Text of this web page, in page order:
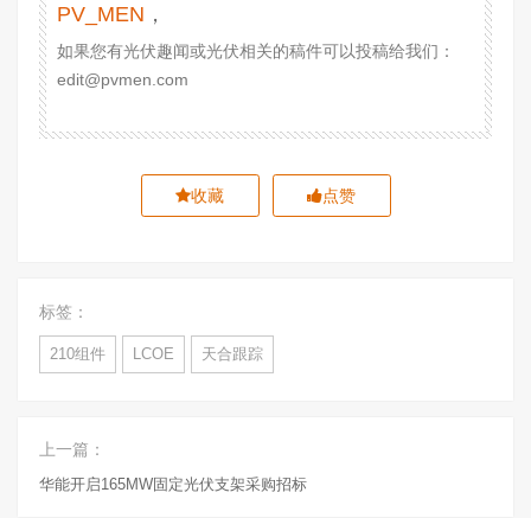
PV_MEN ，
如果您有光伏趣闻或光伏相关的稿件可以投稿给我们：
edit@pvmen.com
收藏 点赞
标签：
210组件 LCOE 天合跟踪
上一篇：
华能开启165MW固定光伏支架采购招标